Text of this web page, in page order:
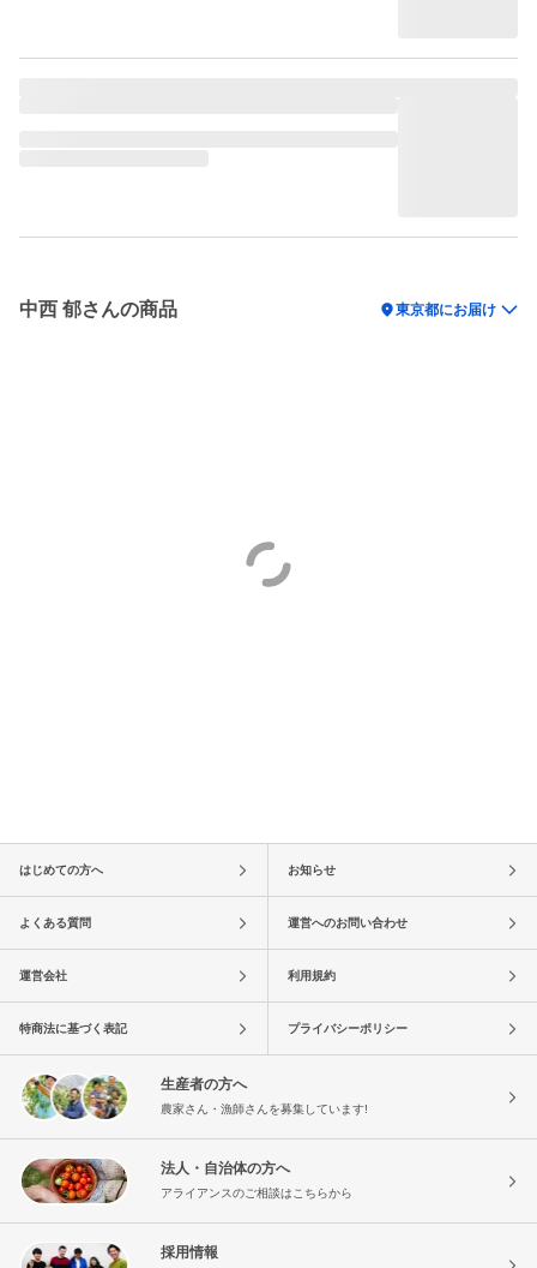
中西 郁さんの商品 location_on東京都にお届け
はじめての方へ お知らせ
よくある質問 運営へのお問い合わせ
運営会社 利用規約
特商法に基づく表記 プライバシーポリシー
生産者の方へ
農家さん・漁師さんを募集しています!
法人・自治体の方へ
アライアンスのご相談はこちらから
採用情報